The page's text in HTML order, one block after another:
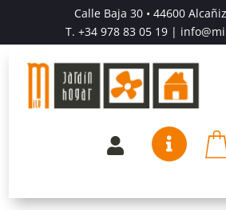
Calle Baja 30 • 44600
T. +34 978 83 05 19|
 